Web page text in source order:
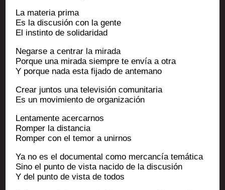
La mate­ria prima
Es la dis­cu­sión con la gente
El ins­tin­to de solidaridad
Negarse a cen­trar la mirada
Porque una mira­da siempre te envía a otra
Y porque nada esta fija­do de antemano
Crear jun­tos una tele­vi­sión comunitaria
Es un movi­mien­to de organización
Len­ta­mente acercarnos
Rom­per la distancia
Rom­per con el temor a unirnos
Ya no es el docu­men­tal como mer­cancía temática
Sino el pun­to de vis­ta naci­do de la discusión
Y del pun­to de vis­ta de todos